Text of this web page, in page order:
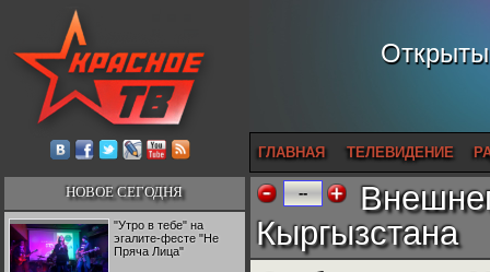
ГЛАВНАЯ ТЕЛЕВИДЕНИЕ
НОВОЕ СЕГОДНЯ
"Утро в тебе" на
эгалите-фесте "Не
Пряча Лица"
--
Кыргызстана